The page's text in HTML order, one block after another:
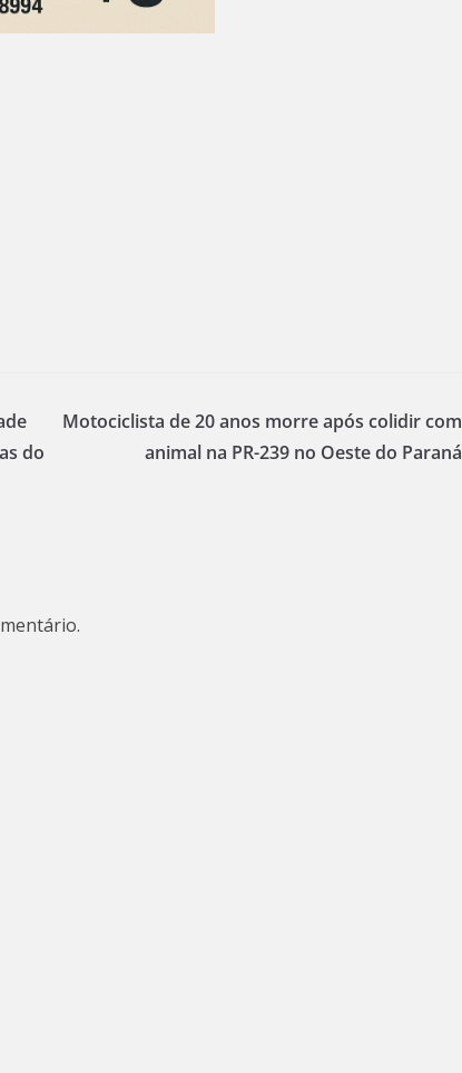
do
Motociclista de 20 anos morre após colidir com
animal na PR-239 no Oeste do Paraná